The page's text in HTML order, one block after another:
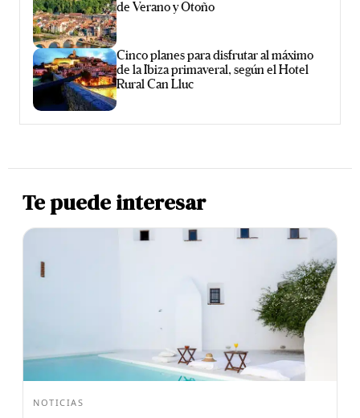
de Verano y Otoño
Cinco planes para disfrutar al máximo
de la Ibiza primaveral, según el Hotel
Rural Can Lluc
Te puede interesar
NOTICIAS